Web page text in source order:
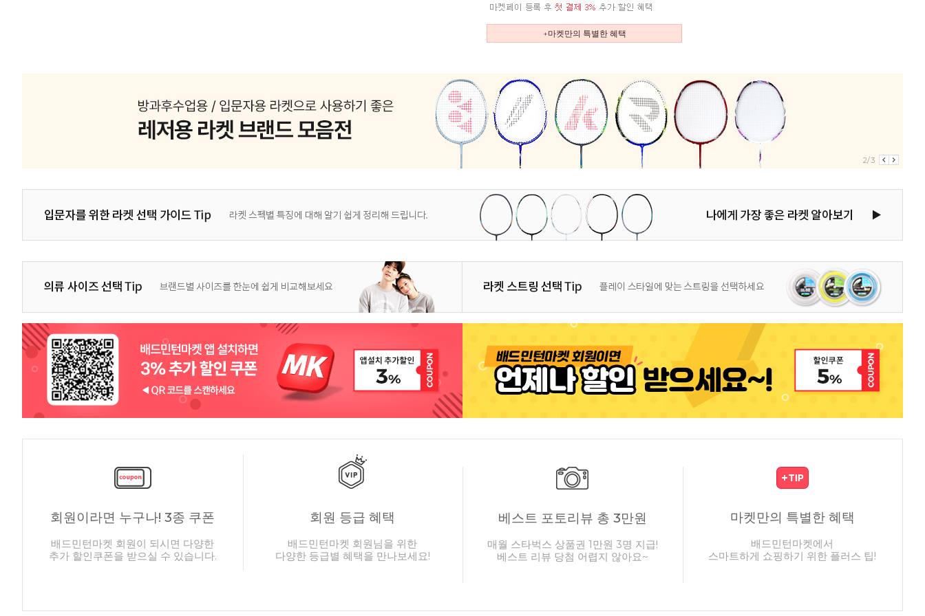
+마켓만의 특별한 혜택
2/3
회원이라면 누구나! 3종 쿠폰
배드민턴마켓 회원이 되시면 다양한
추가 할인쿠폰을 받으실 수 있습니다.
회원 등급 혜택
배드민턴마켓 회원님을 위한
다양한 등급별 혜택을 만나보세요!
베스트 포토리뷰 총 3만원
매월 스타벅스 상품권 1만원 3명 지급!
베스트 리뷰 당첨 어렵지 않아요~
마켓만의 특별한 혜택
배드민턴마켓에서
스마트하게 쇼핑하기 위한 플러스 팁!